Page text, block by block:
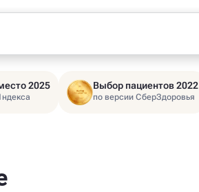
2025 Выбор пациентов 2022
по версии СберЗдоровья